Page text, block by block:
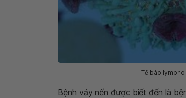
Tế bào lympho
Bệnh vảy nến được biết đến là